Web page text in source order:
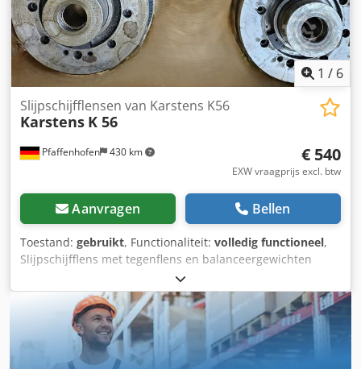
1 / 6
Pfaffenhofen 430 km
Slijpschijfflensen van Karstens K56
Karstens K 56
€ 540
EXW vraagprijs excl. btw
Aanvragen Bellen
Toestand: gebruikt, Functionaliteit: volledig functioneel,
Slijpschijfflens met tegenflens en balanceergewichten
Cedpfxoy Nlh Eo Ah Djha tweedelig, bestaande uit: •
Flensconus opname met conus gemarkeerd 508x10 -
90x203,2 en 015 022 001 0 • Tegenflens gemarkeerd
610x10-110x203,2 en 015 333 001 0, alsmede gemonteerde
verstelbare balanceergewichten Precisie-slijpschijfas voor
Karstens K56 rondslijpmachine, schijfboring H 203,20,